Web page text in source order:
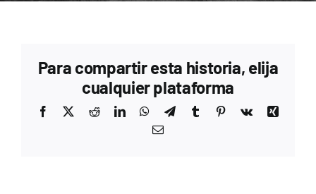
Para compartir esta historia, elija
cualquier plataforma
Facebook RedditLinkedInWhatsApp
TelegramTumblr Pinterest
Vk
Xing
Correo